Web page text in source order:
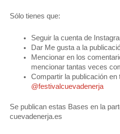
Sólo tienes que:
Seguir la cuenta de
Dar Me gusta a la
Mencionar en los
mencionar tantas veces
Compartir la publicación
@festivalcuevadenerja
Se publican estas Bases en la
cuevadenerja.es